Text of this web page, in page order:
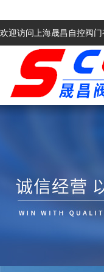
欢迎访问上海晟昌自控阀